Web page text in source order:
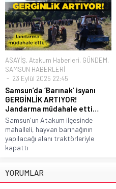
ASAYİŞ, Atakum Haberleri, GÜNDEM,
SAMSUN HABERLERİ
23 Eylül 2025 22:45
Samsun’da ‘Barınak’ isyanı
GERGİNLİK ARTIYOR!
Jandarma müdahale etti…
Samsun'un Atakum ilçesinde
mahalleli, hayvan barınağının
yapılacağı alanı traktörleriyle
kapattı
YORUMLAR